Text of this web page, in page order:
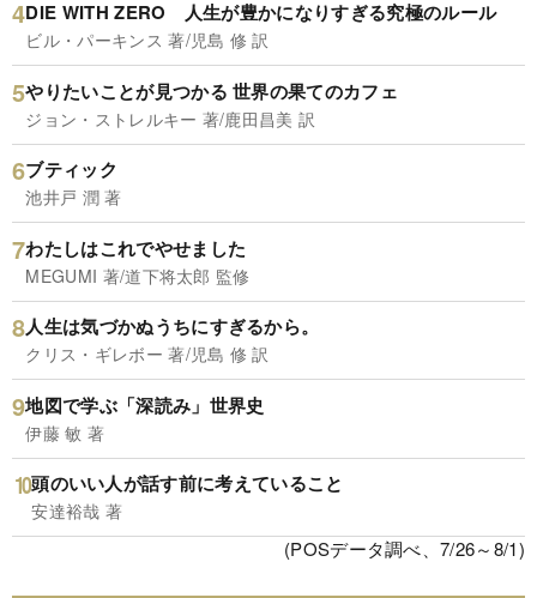
DIE WITH ZERO 人生が豊かになりすぎる究極のルール
ビル・パーキンス 著/児島 修 訳
やりたいことが見つかる 世界の果てのカフェ
ジョン・ストレルキー 著/鹿田昌美 訳
ブティック
池井戸 潤 著
わたしはこれでやせました
MEGUMI 著/道下将太郎 監修
人生は気づかぬうちにすぎるから。
クリス・ギレボー 著/児島 修 訳
地図で学ぶ「深読み」世界史
伊藤 敏 著
頭のいい人が話す前に考えていること
安達裕哉 著
(POSデータ調べ、7/26～8/1)